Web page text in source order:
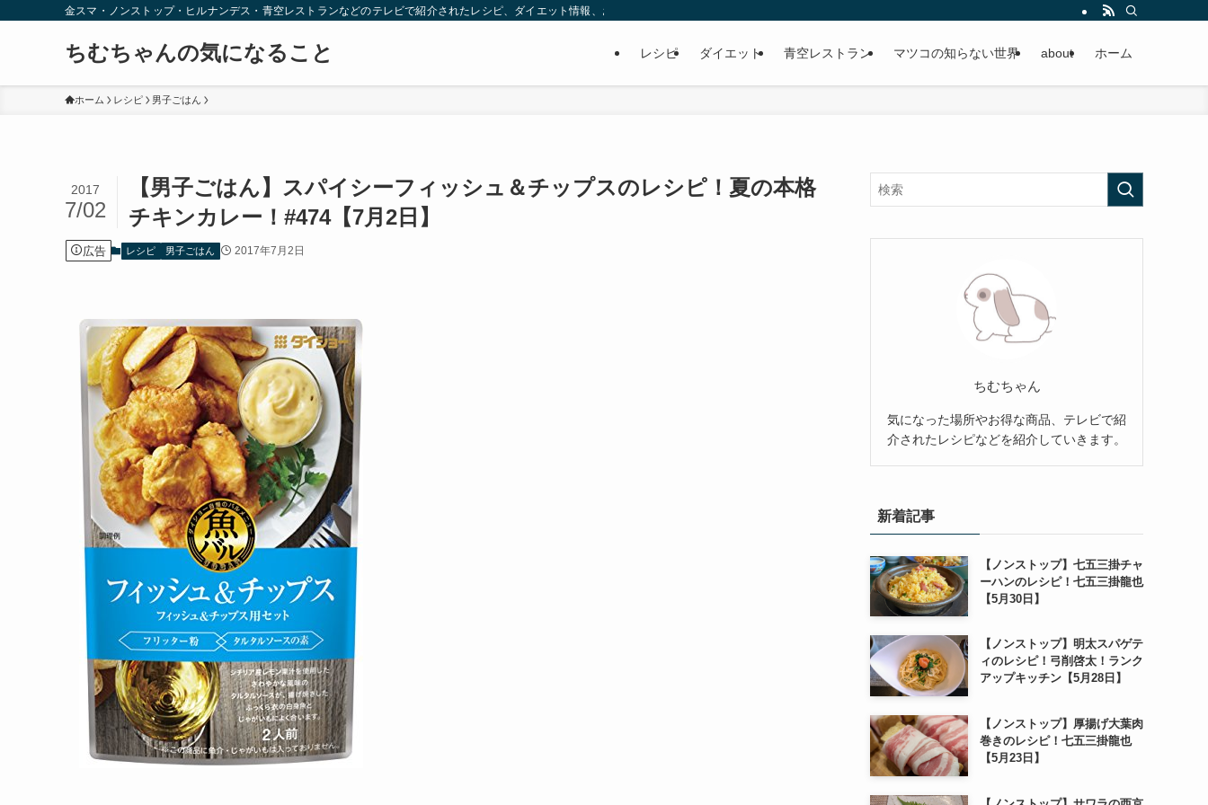
金スマ・ノンストップ・ヒルナンデス・青空レストランなどのテレビで紹介されたレシピ、ダイエット情報、お取り寄せなどを紹介します。
ちむちゃんの気になること レシピ ダイエット 青空レストラン マツコの知らない世界 about ホーム
ホーム レシピ 男子ごはん
【男子ごはん】スパイシーフィッシュ＆チップスのレシピ！夏の本格
チキンカレー！#474【7月2日】
2017
7/02
広告 レシピ 男子ごはん 2017年7月2日
ちむちゃん
気になった場所やお得な商品、テレビで紹
介されたレシピなどを紹介していきます。
新着記事
【ノンストップ】七五三掛チャ
ーハンのレシピ！七五三掛龍也
【5月30日】
【ノンストップ】明太スパゲテ
ィのレシピ！弓削啓太！ランク
アップキッチン【5月28日】
【ノンストップ】厚揚げ大葉肉
巻きのレシピ！七五三掛龍也
【5月23日】